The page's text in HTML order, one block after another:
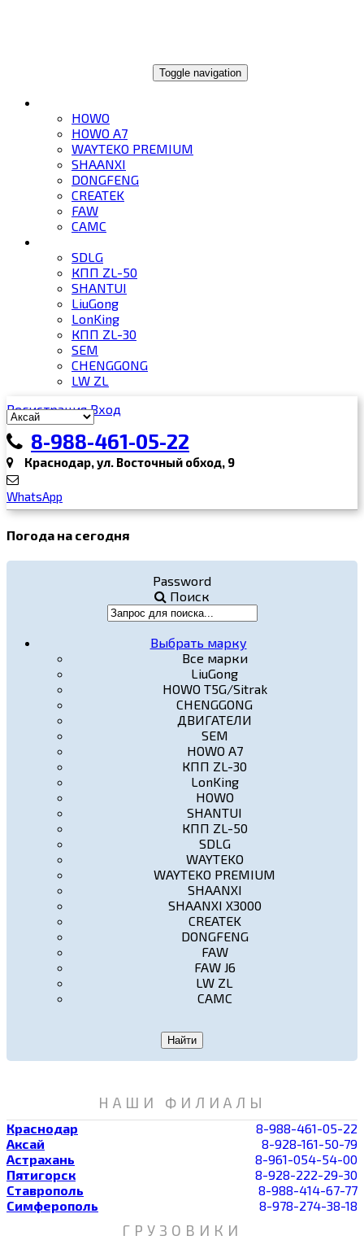
Toggle navigation
HOWO
HOWO A7
WAYTEKO PREMIUM
SHAANXI
DONGFENG
CREATEK
FAW
CAMC
SDLG
КПП ZL-50
SHANTUI
LiuGong
LonKing
КПП ZL-30
SEM
CHENGGONG
LW ZL
Регистрация Вход
8-988-461-05-22
Краснодар, ул. Восточный обход, 9
WhatsApp
Погода на сегодня
Password
Поиск
Выбрать марку
Все марки
LiuGong
HOWO T5G/Sitrak
CHENGGONG
ДВИГАТЕЛИ
SEM
HOWO A7
КПП ZL-30
LonKing
HOWO
SHANTUI
КПП ZL-50
SDLG
WAYTEKO
WAYTEKO PREMIUM
SHAANXI
SHAANXI X3000
CREATEK
DONGFENG
FAW
FAW J6
LW ZL
CAMC
Найти
НАШИ ФИЛИАЛЫ
Краснодар
8-988-461-05-22
Аксай
8-928-161-50-79
Астрахань
8-961-054-54-00
Пятигорск
8-928-222-29-30
Ставрополь
8-988-414-67-77
Симферополь
8-978-274-38-18
ГРУЗОВИКИ